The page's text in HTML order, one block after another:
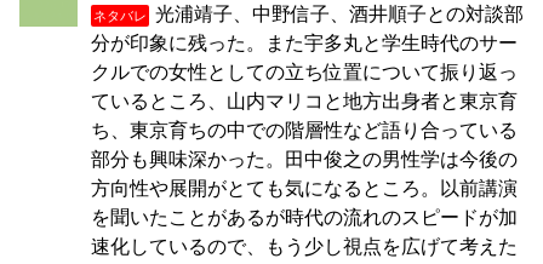
ネタバレ
光浦靖子、中野信子、酒井順子との対談部
分が印象に残った。また宇多丸と学生時代のサー
クルでの女性としての立ち位置について振り返っ
ているところ、山内マリコと地方出身者と東京育
ち、東京育ちの中での階層性など語り合っている
部分も興味深かった。田中俊之の男性学は今後の
方向性や展開がとても気になるところ。以前講演
を聞いたことがあるが時代の流れのスピードが加
速化しているので、もう少し視点を広げて考えた